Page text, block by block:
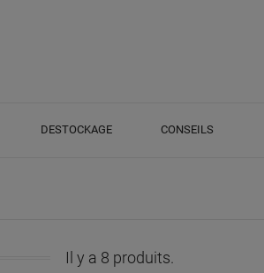
DESTOCKAGE CONSEILS
Il y a 8 produits.